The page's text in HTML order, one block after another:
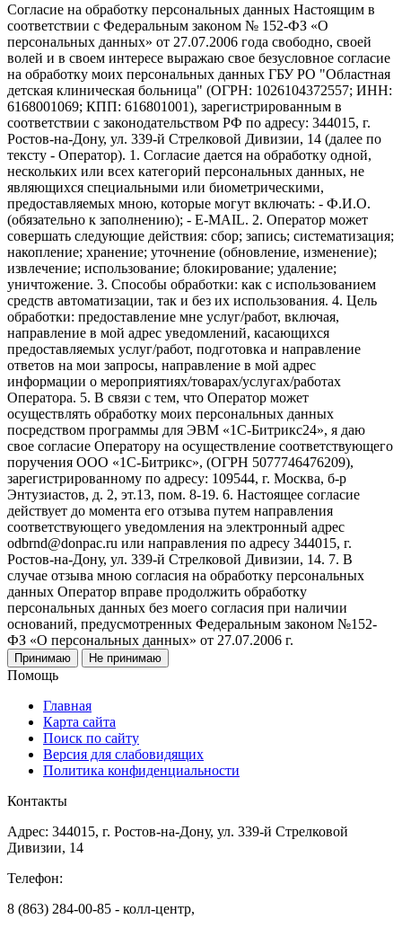
Согласие на обработку персональных данных Настоящим в
соответствии с Федеральным законом № 152-ФЗ «О
персональных данных» от 27.07.2006 года свободно, своей
волей и в своем интересе выражаю свое безусловное согласие
на обработку моих персональных данных ГБУ РО "Областная
детская клиническая больница" (ОГРН: 1026104372557; ИНН:
6168001069; КПП: 616801001), зарегистрированным в
соответствии с законодательством РФ по адресу: 344015, г.
Ростов-на-Дону, ул. 339-й Стрелковой Дивизии, 14 (далее по
тексту - Оператор). 1. Согласие дается на обработку одной,
нескольких или всех категорий персональных данных, не
являющихся специальными или биометрическими,
предоставляемых мною, которые могут включать: - Ф.И.О.
(обязательно к заполнению); - E-MAIL. 2. Оператор может
совершать следующие действия: сбор; запись; систематизация;
накопление; хранение; уточнение (обновление, изменение);
извлечение; использование; блокирование; удаление;
уничтожение. 3. Способы обработки: как с использованием
средств автоматизации, так и без их использования. 4. Цель
обработки: предоставление мне услуг/работ, включая,
направление в мой адрес уведомлений, касающихся
предоставляемых услуг/работ, подготовка и направление
ответов на мои запросы, направление в мой адрес
информации о мероприятиях/товарах/услугах/работах
Оператора. 5. В связи с тем, что Оператор может
осуществлять обработку моих персональных данных
посредством программы для ЭВМ «1С-Битрикс24», я даю
свое согласие Оператору на осуществление соответствующего
поручения ООО «1С-Битрикс», (ОГРН 5077746476209),
зарегистрированному по адресу: 109544, г. Москва, б-р
Энтузиастов, д. 2, эт.13, пом. 8-19. 6. Настоящее согласие
действует до момента его отзыва путем направления
соответствующего уведомления на электронный адрес
odbrnd@donpac.ru или направления по адресу 344015, г.
Ростов-на-Дону, ул. 339-й Стрелковой Дивизии, 14. 7. В
случае отзыва мною согласия на обработку персональных
данных Оператор вправе продолжить обработку
персональных данных без моего согласия при наличии
оснований, предусмотренных Федеральным законом №152-
ФЗ «О персональных данных» от 27.07.2006 г.
Принимаю Не принимаю
Помощь
Главная
Карта сайта
Поиск по сайту
Версия для слабовидящих
Политика конфиденциальности
Контакты
Адрес: 344015, г. Ростов-на-Дону, ул. 339-й Стрелковой
Дивизии, 14
Телефон:
8 (863) 284-00-85 - колл-центр,